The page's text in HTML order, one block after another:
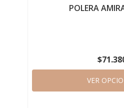
POLERA
VER